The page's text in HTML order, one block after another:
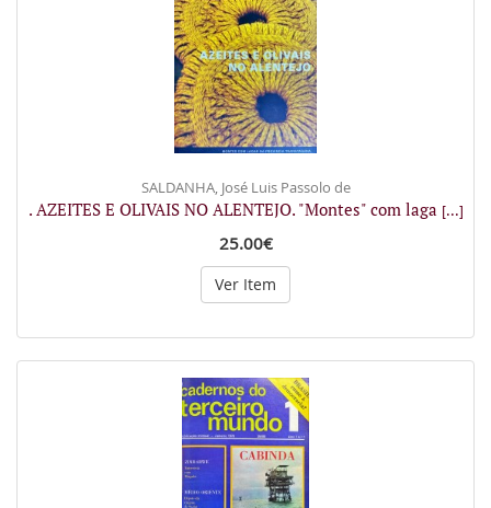
SALDANHA, José Luis Passolo de
. AZEITES E OLIVAIS NO ALENTEJO. "Montes" com laga [...]
25.00€
Ver Item